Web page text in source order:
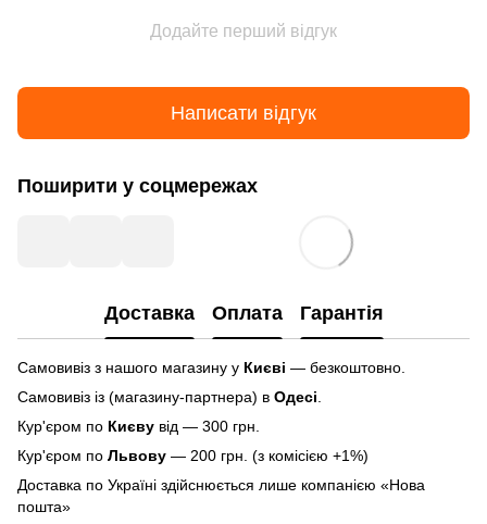
Додайте перший відгук
Написати відгук
Поширити у соцмережах
Доставка Оплата Гарантія
Самовивіз з нашого магазину у Києві — безкоштовно.
Самовивіз із (магазину-партнера) в Одесі
Кур'єром по Києву від — 300 грн.
Кур'єром по Львову — 200 грн. (з комісією +1%)
Доставка по Україні здійснюється лише компанією «Нова
пошта»